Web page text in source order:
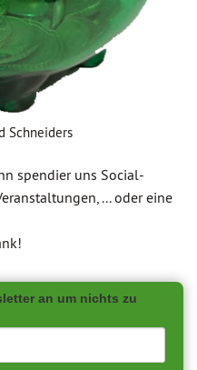
Schneiders
spendier uns Social-
... oder eine
an um nichts zu